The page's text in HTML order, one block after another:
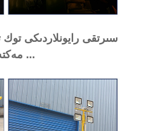
سىرتقى رايونلاردىكى
مەكتەپلەر ...